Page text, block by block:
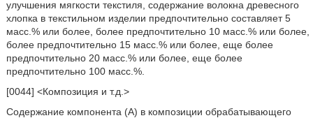
улучшения мягкости текстиля, содержание волокна древесного
хлопка в текстильном изделии предпочтительно составляет 5
масс.% или более, более предпочтительно 10 масс.% или более,
более предпочтительно 15 масс.% или более, еще более
предпочтительно 20 масс.% или более, еще более
предпочтительно 100 масс.%.
[0044] <Композиция и т.д.>
Содержание компонента (А) в композиции обрабатывающего